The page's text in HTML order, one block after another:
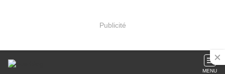
Publicité
MENU